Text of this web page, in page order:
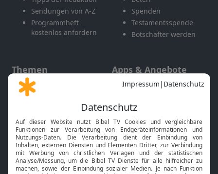
Sendungen von A-Z
Programmheft
kostenlos anfordern
Spenden
Testamentsspende
Botschafter werden
Themen
Gott und Bibel erklärt
Neuigkeiten
Apps & Angebote
Mobile App
Smart TV
HbbTV
Bibelthek Online-Bibel
Nächster Gottesdienst